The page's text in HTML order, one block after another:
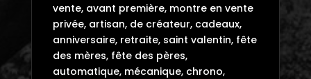
vente, avant première, montre en vente
privée, artisan, de créateur, cadeaux,
anniversaire, retraite, saint valentin, fête
des mères, fête des pères,
automatique, mécanique, chrono,